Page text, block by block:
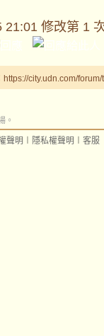
21:01 修改第 1
https://city.udn.com/
。
聲明 隱私權聲明 客服